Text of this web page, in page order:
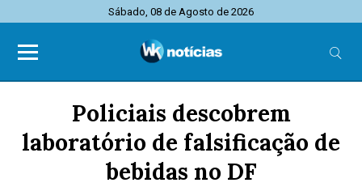
Sábado, 08 de Agosto de 2026
Policiais descobrem
laboratório de falsificação de
bebidas no DF